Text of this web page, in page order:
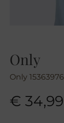
Only
Only 15363976
€ 34,99